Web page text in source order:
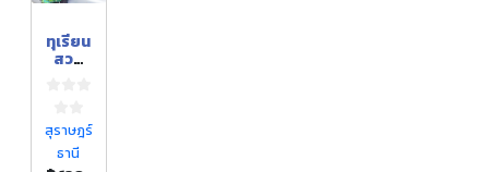
ทุเรียน
สวน
สุราษฎร์
ธานี